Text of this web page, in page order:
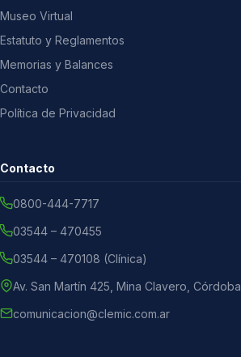
Museo Virtual
Estatuto y Reglamentos
Memorias y Balances
Contacto
Política de Privacidad
Contacto
0800-444-7717
03544 – 470455
03544 – 470108 (Clínica)
Av. San Martín 425, Mina Clavero, Córdoba
comunicacion@clemic.com.ar